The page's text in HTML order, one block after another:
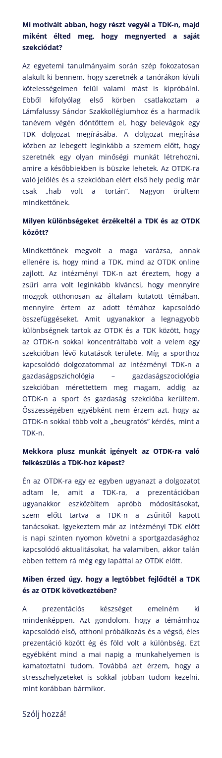
Mi motivált abban, hogy részt vegyél a TDK-n, majd
miként élted meg, hogy megnyerted a saját
szekciódat?
Az egyetemi tanulmányaim során szép fokozatosan
alakult ki bennem, hogy szeretnék a tanórákon kívüli
kötelességeimen felül valami mást is kipróbálni.
Ebből kifolyólag első körben csatlakoztam a
Lámfalussy Sándor Szakkollégiumhoz és a harmadik
tanévem végén döntöttem el, hogy belevágok egy
TDK dolgozat megírásába. A dolgozat megírása
közben az lebegett leginkább a szemem előtt, hogy
szeretnék egy olyan minőségi munkát létrehozni,
amire a későbbiekben is büszke lehetek. Az OTDK-ra
való jelölés és a szekcióban elért első hely pedig már
csak „hab volt a tortán”. Nagyon örültem
mindkettőnek.
Milyen különbségeket érzékeltél a TDK és az OTDK
között?
Mindkettőnek megvolt a maga varázsa, annak
ellenére is, hogy mind a TDK, mind az OTDK online
zajlott. Az intézményi TDK-n azt éreztem, hogy a
zsűri arra volt leginkább kíváncsi, hogy mennyire
mozgok otthonosan az általam kutatott témában,
mennyire értem az adott témához kapcsolódó
összefüggéseket. Amit ugyanakkor a legnagyobb
különbségnek tartok az OTDK és a TDK között, hogy
az OTDK-n sokkal koncentráltabb volt a velem egy
szekcióban lévő kutatások területe. Míg a sporthoz
kapcsolódó dolgozatommal az intézményi TDK-n a
gazdaságpszichológia – gazdaságszociológia
szekcióban mérettettem meg magam, addig az
OTDK-n a sport és gazdaság szekcióba kerültem.
Összességében egyébként nem érzem azt, hogy az
OTDK-n sokkal több volt a „beugratós” kérdés, mint a
TDK-n.
Mekkora plusz munkát igényelt az OTDK-ra való
felkészülés a TDK-hoz képest?
Én az OTDK-ra egy ez egyben ugyanazt a dolgozatot
adtam le, amit a TDK-ra, a prezentációban
ugyanakkor eszközöltem apróbb módosításokat,
szem előtt tartva a TDK-n a zsűritől kapott
tanácsokat. Igyekeztem már az intézményi TDK előtt
is napi szinten nyomon követni a sportgazdasághoz
kapcsolódó aktualitásokat, ha valamiben, akkor talán
ebben tettem rá még egy lapáttal az OTDK előtt.
Miben érzed úgy, hogy a legtöbbet fejlődtél a TDK
és az OTDK következtében?
A prezentációs készséget emelném ki
mindenképpen. Azt gondolom, hogy a témámhoz
kapcsolódó első, otthoni próbálkozás és a végső, éles
prezentáció között ég és föld volt a különbség. Ezt
egyébként mind a mai napig a munkahelyemen is
kamatoztatni tudom. Továbbá azt érzem, hogy a
stresszhelyzeteket is sokkal jobban tudom kezelni,
mint korábban bármikor.
Szólj hozzá!